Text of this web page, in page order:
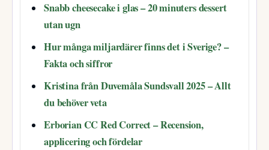
Snabb cheesecake i glas – 20 minuters dessert
utan ugn
Hur många miljardärer finns det i Sverige? –
Fakta och siffror
Kristina från Duvemåla Sundsvall 2025 – Allt
du behöver veta
Erborian CC Red Correct – Recension,
applicering och fördelar